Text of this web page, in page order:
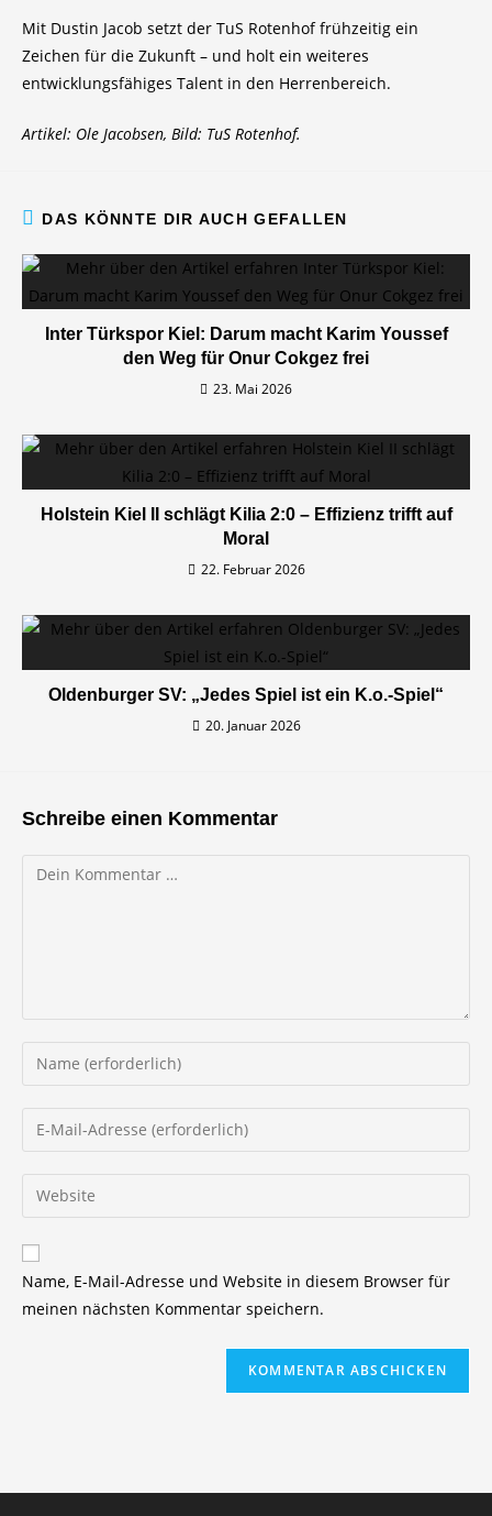
Mit Dustin Jacob setzt der TuS Rotenhof frühzeitig ein
Zeichen für die Zukunft – und holt ein weiteres
entwicklungsfähiges Talent in den Herrenbereich.
Artikel: Ole Jacobsen, Bild: TuS Rotenhof.
DAS KÖNNTE DIR AUCH GEFALLEN
Inter Türkspor Kiel: Darum macht Karim Youssef
den Weg für Onur Cokgez frei
23. Mai 2026
Holstein Kiel II schlägt Kilia 2:0 – Effizienz trifft auf
Moral
22. Februar 2026
Oldenburger SV: „Jedes Spiel ist ein K.o.-Spiel“
20. Januar 2026
Schreibe einen Kommentar
Kommentar
Gib
deinen
Namen
oder
zum
Kommentieren
ein
Gib
deine
E-
Mail-
zum
Kommentieren
ein
Gib
deine
Website-
URL
Name, E-Mail-Adresse und Website in diesem Browser für
meinen nächsten Kommentar speichern.